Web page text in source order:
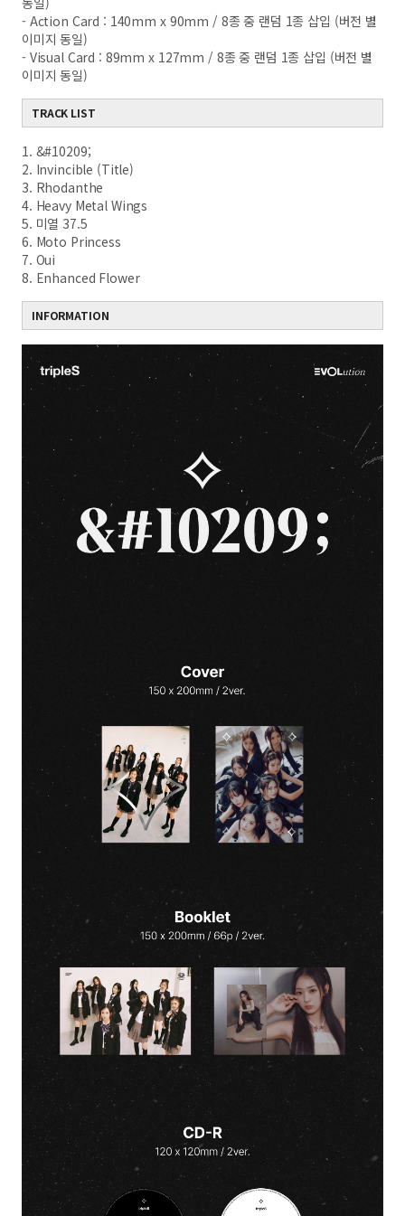
- Action Card : 140mm x 90mm / 8종 중 랜덤 1종 삽입 (버전 별
이미지 동일)
- Visual Card : 89mm x 127mm / 8종 중 랜덤 1종 삽입 (버전 별
이미지 동일)
TRACK LIST
1. &#10209;
2. Invincible (Title)
3. Rhodanthe
4. Heavy Metal Wings
5. 미열 37.5
6. Moto Princess
7. Oui
8. Enhanced Flower
INFORMATION